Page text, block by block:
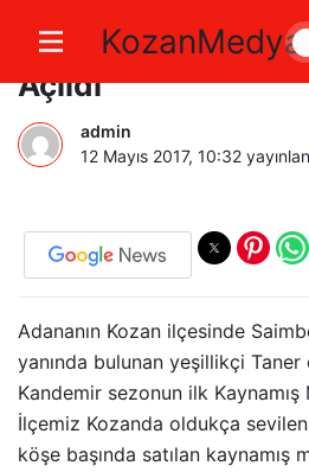
KozanMedya
Kozanda Kaynamış
Açıldı
admin
12 Mayıs 2017, 10:32
Adananın Kozan ilçesinde
yanında bulunan yeşillikçi
Kandemir sezonun ilk Kaynamış
İlçemiz Kozanda oldukça
köşe başında satılan kaynamış